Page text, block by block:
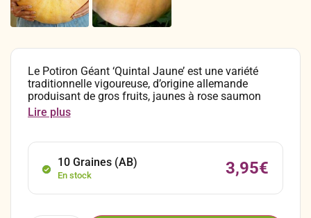
Le Potiron Géant ‘Quintal Jaune’ est une variété
traditionnelle vigoureuse, d’origine allemande
produisant de gros fruits, jaunes à rose saumon
clair, de 30 à 50 kg en moyenne mais pouvant
atteindre jusqu’à près de 150 kg. Sa chair est jaune,
préparer des soupes et de délicieux potages
hivernaux puisqu’ils peuvent se récolter jusqu’en
décembre.
Lire plus
10 Graines (AB)
En stock 3,95€